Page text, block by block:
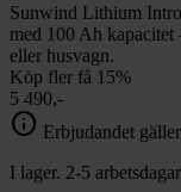
Sunwind Lithium
med 100 Ah
eller husvagn.
Köp fler få 15%
5 490,-
info Erbjudandet
I lager. 2-5